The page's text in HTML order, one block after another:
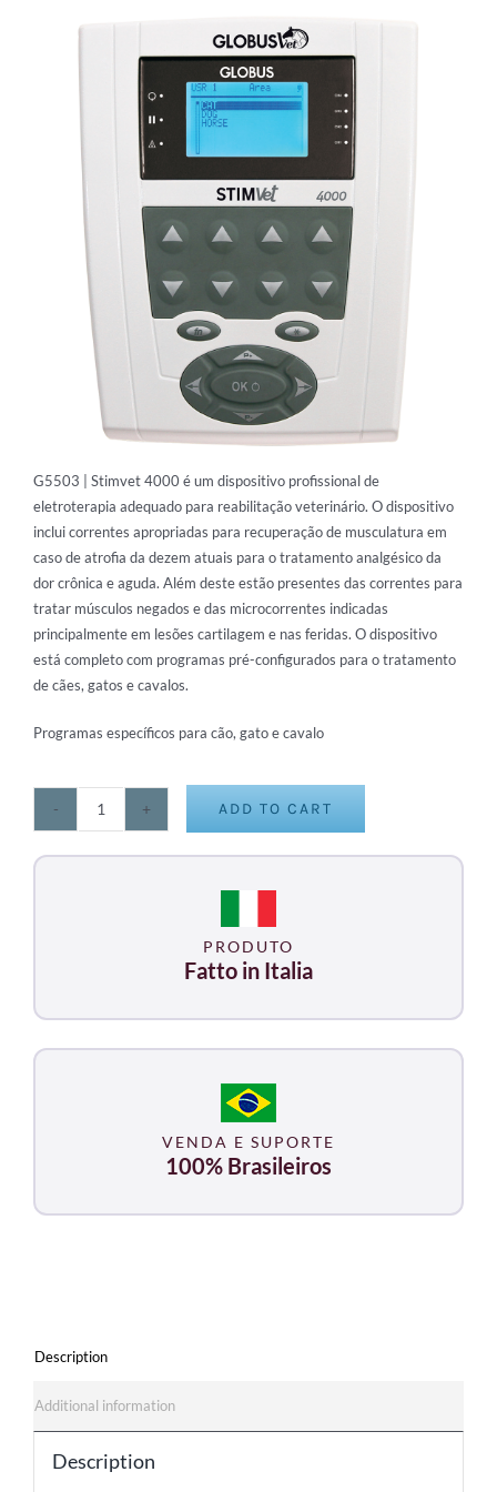
TECARTERAPIA
G5503 | Stimvet 4000 é um dispositivo profissional de
eletroterapia adequado para reabilitaçãoveterinário. O dispositivo
inclui correntes apropriadas para recuperação de musculatura em
caso de atrofia da dezem atuais para o tratamento analgésico da
dor crônica e aguda. Além deste estão presentes das correntes para
tratar músculos negados e das microcorrentes indicadas
principalmente em lesões cartilagem e nas feridas. O dispositivo
está completo com programas pré-configurados para o tratamento
decães, gatos e cavalos.
Programas específicos para cão, gato e cavalo
STIMVET
ADD TO CART
PRODUTO
Fatto in Italia
VENDA E SUPORTE
100% Brasileiros
Description
Additional information
Description